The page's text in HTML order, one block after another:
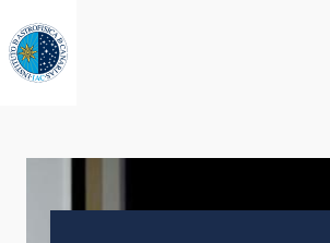
to
main
content